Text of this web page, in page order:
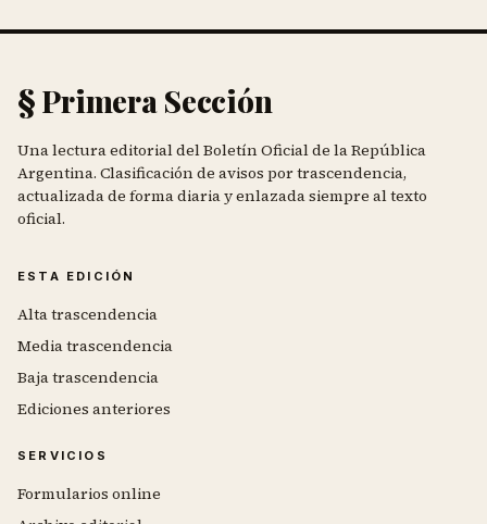
§ Primera Sección
Una lectura editorial del Boletín Oficial de la República
Argentina. Clasificación de avisos por trascendencia,
actualizada de forma diaria y enlazada siempre al texto
oficial.
ESTA EDICIÓN
Alta trascendencia
Media trascendencia
Baja trascendencia
Ediciones anteriores
SERVICIOS
Formularios online